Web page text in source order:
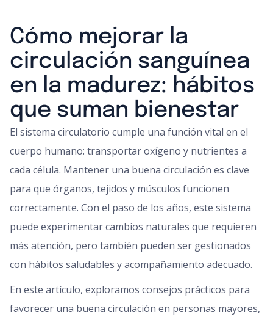
Cómo mejorar la
circulación sanguínea
en la madurez: hábitos
que suman bienestar
El sistema circulatorio cumple una función vital en el
cuerpo humano: transportar oxígeno y nutrientes a
cada célula. Mantener una buena circulación es clave
para que órganos, tejidos y músculos funcionen
correctamente. Con el paso de los años, este sistema
puede experimentar cambios naturales que requieren
más atención, pero también pueden ser gestionados
con hábitos saludables y acompañamiento adecuado.
En este artículo, exploramos consejos prácticos para
favorecer una buena circulación en personas mayores,